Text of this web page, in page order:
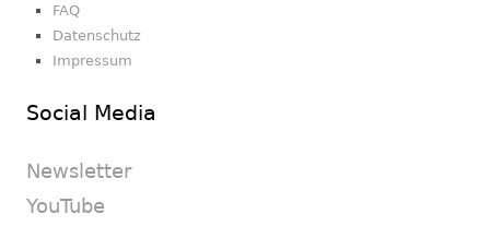
FAQ
Datenschutz
Impressum
Social Media
Newsletter
YouTube